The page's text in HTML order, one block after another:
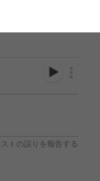
トの誤りを報告する